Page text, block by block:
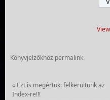
Könyvjelzőkhöz permalink.
« Ezt is megértük: felkerültünk az
Index-re!!!